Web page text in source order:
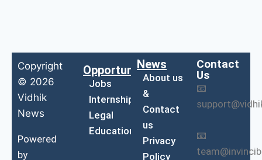
Copyright
© 2026
Vidhik
News
Powered
by
Opportunities
Jobs
Internship
Legal
Education
News
About us
&
Contact
us
Privacy
Policy
Contact
Us
📧
📧